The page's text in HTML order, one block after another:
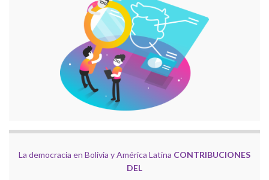
La democracia en Bolivia y América Latina CONTRIBUCIONES
DEL